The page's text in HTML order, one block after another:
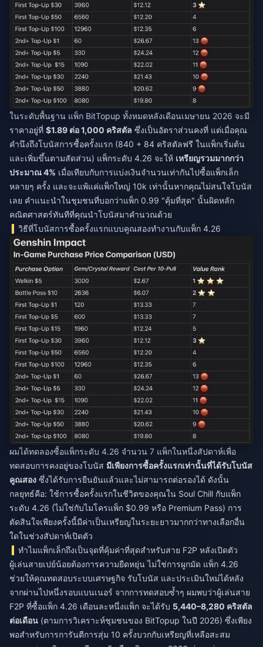
ในระดับพื้นฐาน แพ็ก BitTopup ทั้งหมดหลังเดือนเมษายน 2026 จะมี
ราคาอยู่ที่ $1.89 ต่อ 1,000 คริสตัล ซึ่งเป็นอัตราส่วนคงที่ แต่เมื่อคุณ
คำนึงถึงโบนัสการซื้อครั้งแรก (840 + 84 คริสตัลฟรี ในแพ็กเริ่มต้น
และเพิ่มขึ้นตามสัดส่วน) แพ็กระดับ 4.26 จะให้ เหรียญรวมมากกว่า
ประมาณ 4% เมื่อเทียบกับการแบ่งเงินจำนวนเท่ากันไปซื้อแพ็กเล็ก
หลายๆ ครั้ง และจะแพ้แค่แพ็กใหญ่ 10k เท่านั้นหากคุณไม่สนใจโบนัส
เลย คำแนะนำในชุมชนที่บอกว่าแพ็ก 0.99 "คุ้มที่สุด" นั้นผิดหลัก
คณิตศาสตร์ทันทีที่คุณนำโบนัสมาคำนวณด้วย
วิธีที่โบนัสการซื้อครั้งแรกแบบคูณสองทำงานกับแพ็ก 4.26
ผมได้ทดลองซื้อแพ็กระดับ 4.26 จำนวน 7 แพ็กในหนึ่งสัปดาห์เพื่อ
ทดสอบการคงอยู่ของโบนัส มีเพียงการซื้อครั้งแรกเท่านั้นที่ได้รับโบนัส
คูณสอง ซึ่งได้รับการยืนยันแล้วและไม่สามารถต่อรองได้ ดังนั้น
กลยุทธ์คือ: ใช้การซื้อครั้งแรกในชีวิตของคุณใน Soul Chill กับแพ็ก
ระดับ 4.26 (ไม่ใช่กับไมโครแพ็ก $0.99 หรือ Premium Pass) การ
ตัดสินใจเพียงครั้งนี้มีค่าเป็นเหรียญในระยะยาวมากกว่าทางเลือกอื่น
ใดในช่วงสัปดาห์เปิดตัว
ทำไมแพ็กเล็กถึงเป็นจุดที่คุ้มค่าที่สุดสำหรับสาย F2P หลังเปิดตัว
ผู้เล่นสายเปย์น้อยต้องการความยืดหยุ่น ไม่ใช่การผูกมัด แพ็ก 4.26
ช่วยให้คุณทดสอบระบบเศรษฐกิจ รับโบนัส และประเมินใหม่ได้หลัง
จากผ่านไปหนึ่งรอบแบนเนอร์ จากการทดสอบซ้ำๆ ผมพบว่าผู้เล่นสาย
F2P ที่ซื้อแพ็ก 4.26 เดือนละหนึ่งแพ็ก จะได้รับ 5,440–8,280 คริสตัล
ต่อเดือน (ตามการวิเคราะห์ชุมชนของ BitTopup ในปี 2026) ซึ่งเพียง
พอสำหรับการการันตีการสุ่ม 10 ครั้งบวกกับเหรียญที่เหลือสะสม